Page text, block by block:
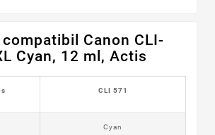
Canon CLI-
Cyan, 12 ml, Actis
CLI 571
Cyan